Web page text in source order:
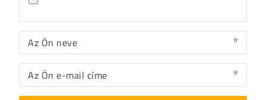
Az Ön neve
Az Ön e-mail címe